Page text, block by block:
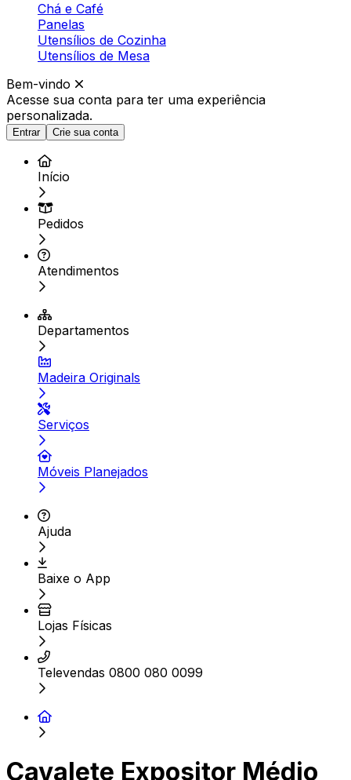
Chá e Café
Panelas
Utensílios de Cozinha
Utensílios de Mesa
Bem-vindo
Acesse sua conta para ter uma experiência
personalizada.
Entrar Crie sua conta
Início
Pedidos
Atendimentos
Departamentos
Madeira Originals
Serviços
Móveis Planejados
Ajuda
Baixe o App
Lojas Físicas
Televendas 0800 080 0099
Cavalete Expositor Médio